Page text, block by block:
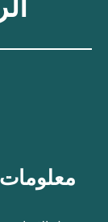
معلومات